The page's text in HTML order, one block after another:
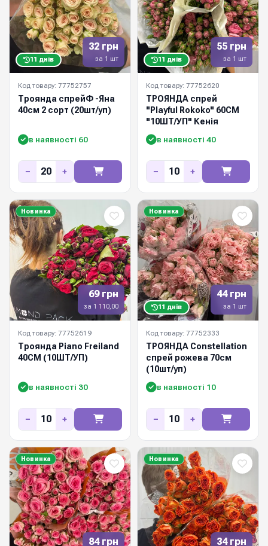
32 грн
за 1 шт
11 днів
Код товару: 77752757
Троянда спрейФ -Яна
40см 2 сорт (20шт/уп)
в наявності 60
− +
55 грн
за 1 шт
11 днів
Код товару: 77752620
ТРОЯНДА спрей
"Playful Rokoko" 60СМ
"10ШТ/УП" Кенія
в наявності 40
− +
69 грн
за 1 110,00
Новинка
Код товару: 77752619
Троянда Piano Freiland
40СМ (10ШТ/УП)
в наявності 30
− +
44 грн
за 1 шт
Новинка
11 днів
Код товару: 77752333
ТРОЯНДА Constellation
спрей рожева 70см
(10шт/уп)
в наявності 10
− +
84 грн
Новинка
34 грн
Новинка